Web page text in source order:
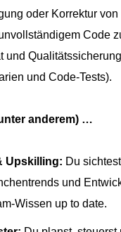
oder Korrektur von
Code
und
und Code-Tests).
anderem) …
Upskilling: Du
und
Wissen up to date.